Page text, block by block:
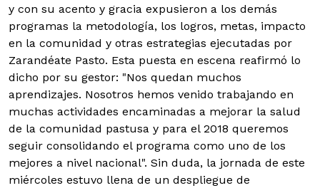
y con su acento y gracia expusieron a los demás
programas la metodología, los logros, metas, impacto
en la comunidad y otras estrategias ejecutadas por
Zarandéate Pasto. Esta puesta en escena reafirmó lo
dicho por su gestor: "Nos quedan muchos
aprendizajes. Nosotros hemos venido trabajando en
muchas actividades encaminadas a mejorar la salud
de la comunidad pastusa y para el 2018 queremos
seguir consolidando el programa como uno de los
mejores a nivel nacional". Sin duda, la jornada de este
miércoles estuvo llena de un despliegue de